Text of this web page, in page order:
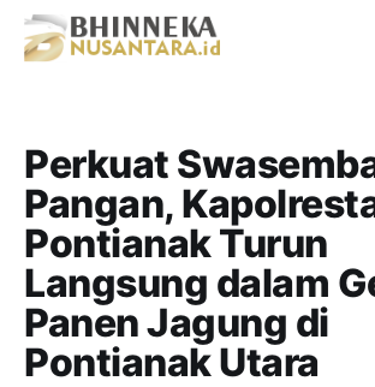
Perkuat
Pangan,
Pontianak Turun
Langsung dalam
Panen Jagung di
Pontianak Utara